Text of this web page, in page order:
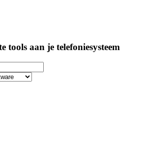
tools aan je telefoniesysteem